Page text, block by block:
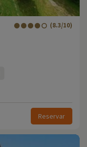
(8.3/10)
Reservar